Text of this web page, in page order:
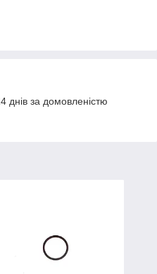
днів за домовленістю